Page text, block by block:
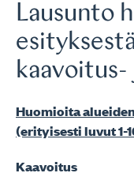
Lausunto
kaavoitus-
Huomioita
(erityisesti luvut 1-
Kaavoitus